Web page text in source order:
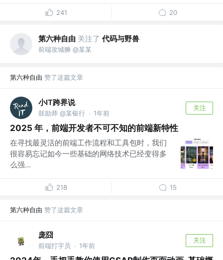
241 20
第六种自由 关注了 代码与野兽
前端攻城狮 @某某
第六种自由 赞了这篇文章
小IT跨界说
鼓励师 @某银行 · 1年前
关注
2025 年，前端开发者不可不知的前端新特性
在寻找最灵活的前端工作流程和工具包时，我们
很容易忘记如今一些基础的网络技术已经变得多
么强...
218 15
第六种自由 赞了这篇文章
庞囧
前端打字员 · 1年前
关注